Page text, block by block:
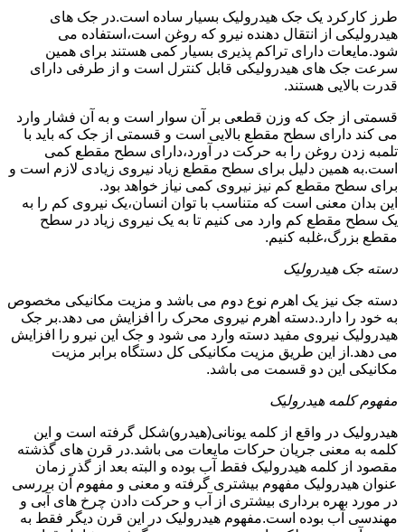
طرز کارکرد یک جک هیدرولیک بسیار ساده است.در جک های
هیدرولیکی از انتقال دهنده نیرو که روغن است،استفاده می
شود.مایعات دارای تراکم پذیری بسیار کمی هستند برای همین
سرعت جک های هیدرولیکی قابل کنترل است و از طرفی دارای
قدرت بالایی هستند.
قسمتی از جک که وزن قطعی بر آن سوار است و به آن فشار وارد
می کند دارای سطح مقطع بالایی است و قسمتی از جک که باید با
تلمبه زدن روغن را به حرکت در آورد،دارای سطح مقطع کمی
است.به همین دلیل برای سطح مقطع زیاد نیروی زیادی لازم است و
برای سطح مقطع کم نیز نیروی کمی نیاز خواهد بود.
این بدان معنی است که متناسب با توان انسان،یک نیروی کم را به
یک سطح مقطع کم وارد می کنیم تا به یک نیروی زیاد در سطح
مقطع بزرگ،غلبه کنیم.
دسته جک هیدرولیک
دسته جک نیز یک اهرم نوع دوم می باشد و مزیت مکانیکی مخصوص
به خود را دارد.دسته اهرم نیروی محرک را افزایش می دهد.بر جک
هیدرولیک نیروی مفید دسته وارد می شود و جک این نیرو را افزایش
می دهد.از این طریق مزیت مکانیکی کل دستگاه برابر مزیت
مکانیکی این دو قسمت می باشد.
مفهوم کلمه هیدرولیک
هیدرولیک در واقع از کلمه یونانی(هیدرو)شکل گرفته است و این
کلمه به معنی جریان حرکات مایعات می باشد.در قرن های گذشته
مقصود از کلمه هیدرولیک فقط آب بوده و البته بعد از گذر زمان
عنوان هیدرولیک مفهوم بیشتری گرفته و معنی و مفهوم آن بررسی
در مورد بهره برداری بیشتری از آب و حرکت دادن چرخ های آبی و
مهندسی آب بوده است.مفهوم هیدرولیک در این قرن دیگر فقط به